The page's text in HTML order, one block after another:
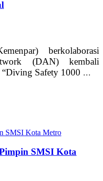
berkolaborasi
(DAN) kembali
“Diving Safety 1000 …
SMSI Kota